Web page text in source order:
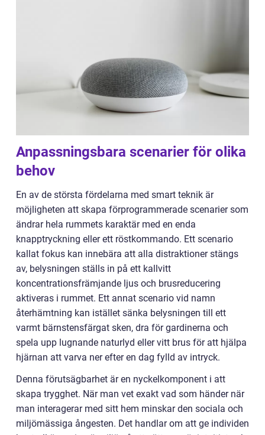
Anpassningsbara scenarier för olika
behov
En av de största fördelarna med smart teknik är
möjligheten att skapa förprogrammerade scenarier som
ändrar hela rummets karaktär med en enda
knapptryckning eller ett röstkommando. Ett scenario
kallat fokus kan innebära att alla distraktioner stängs
av, belysningen ställs in på ett kallvitt
koncentrationsfrämjande ljus och brusreducering
aktiveras i rummet. Ett annat scenario vid namn
återhämtning kan istället sänka belysningen till ett
varmt bärnstensfärgat sken, dra för gardinerna och
spela upp lugnande naturlyd eller vitt brus för att hjälpa
hjärnan att varva ner efter en dag fylld av intryck.
Denna förutsägbarhet är en nyckelkomponent i att
skapa trygghet. När man vet exakt vad som händer när
man interagerar med sitt hem minskar den sociala och
miljömässiga ångesten. Det handlar om att ge individen